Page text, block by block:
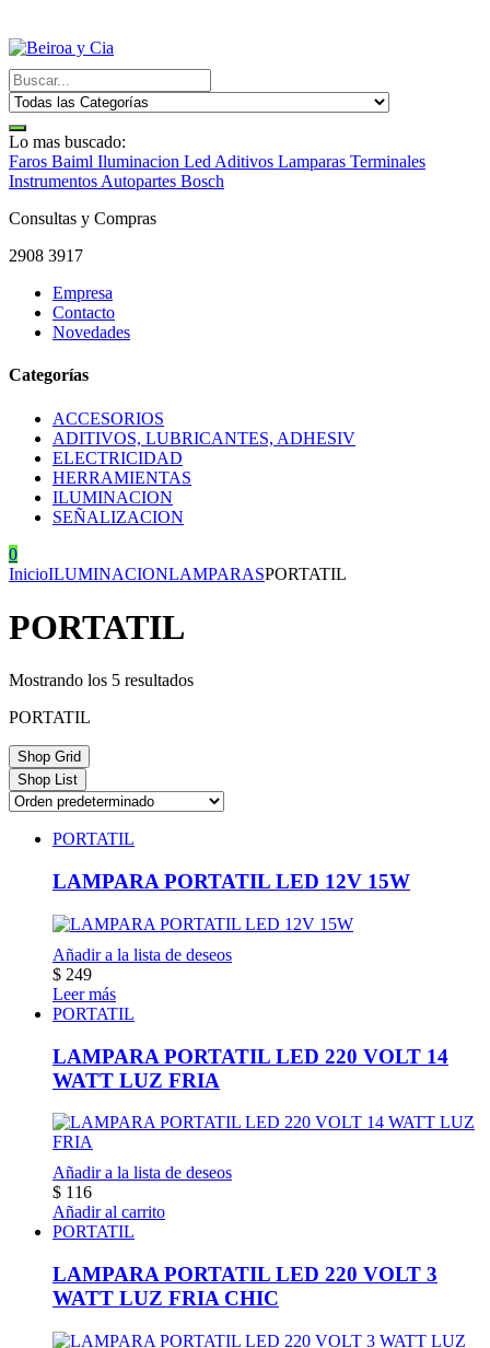
Lo mas buscado:
Faros Baiml Iluminacion Led Aditivos Lamparas Terminales
Instrumentos Autopartes Bosch
Consultas y Compras
2908 3917
Empresa
Contacto
Novedades
Categorías
ACCESORIOS
ADITIVOS, LUBRICANTES, ADHESIV
ELECTRICIDAD
HERRAMIENTAS
ILUMINACION
SEÑALIZACION
0
InicioILUMINACIONLAMPARASPORTATIL
PORTATIL
Mostrando los 5 resultados
PORTATIL
Shop Grid
Shop List
PORTATIL
LAMPARA PORTATIL LED 12V 15W
Añadir a la lista de deseos
$ 249
Leer más
PORTATIL
LAMPARA PORTATIL LED 220 VOLT 14
WATT LUZ FRIA
Añadir a la lista de deseos
$ 116
Añadir al carrito
PORTATIL
LAMPARA PORTATIL LED 220 VOLT 3
WATT LUZ FRIA CHIC